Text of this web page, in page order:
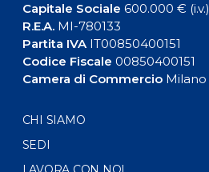
Capitale Sociale 600.000 € (i.v.)
R.E.A.MI-780133
Partita IVAIT00850400151
Codice Fiscale 00850400151
Camera di CommercioMilano
CHI SIAMO
SEDI